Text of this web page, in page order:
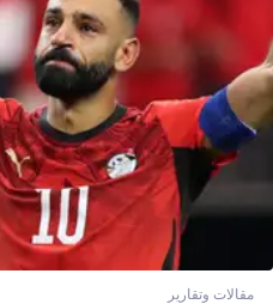
مقالات وتقارير